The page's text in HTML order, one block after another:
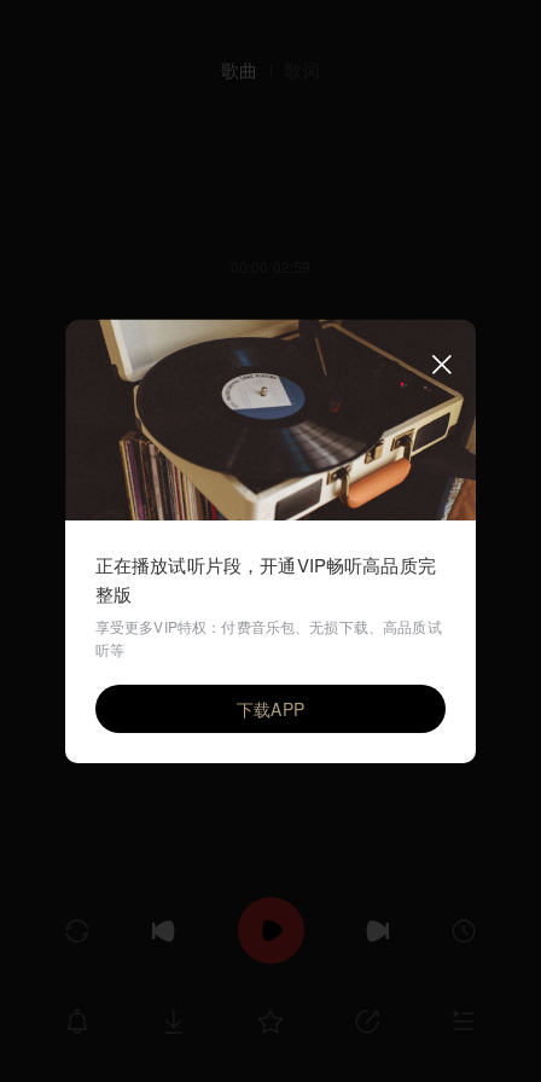
歌曲
明天会更好（古风儿歌）
环尼宝贝儿歌
正在播放试听片段，开通VIP畅听高品质完
整版
享受更多VIP特权：付费音乐包、无损下载、高品质试
听等
下载APP
